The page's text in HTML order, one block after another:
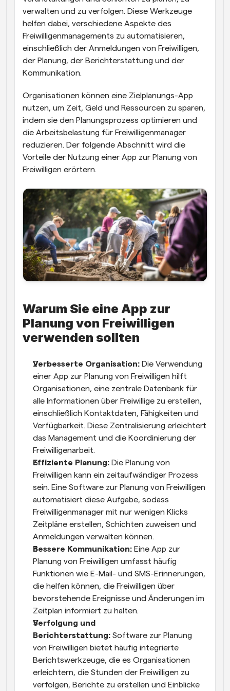
verwalten und zu verfolgen. Diese Werkzeuge
helfen dabei, verschiedene Aspekte des
Freiwilligenmanagements zu automatisieren,
einschließlich der Anmeldungen von Freiwilligen,
der Planung, der Berichterstattung und der
Kommunikation.
Organisationen können eine Zielplanungs-App
nutzen, um Zeit, Geld und Ressourcen zu sparen,
indem sie den Planungsprozess optimieren und
die Arbeitsbelastung für Freiwilligenmanager
reduzieren. Der folgende Abschnitt wird die
Vorteile der Nutzung einer App zur Planung von
Freiwilligen erörtern.
Warum Sie eine App zur
Planung von Freiwilligen
verwenden sollten
Verbesserte Organisation: Die Verwendung
einer App zur Planung von Freiwilligen hilft
Organisationen, eine zentrale Datenbank für
alle Informationen über Freiwillige zu erstellen,
einschließlich Kontaktdaten, Fähigkeiten und
Verfügbarkeit. Diese Zentralisierung erleichtert
das Management und die Koordinierung der
Freiwilligenarbeit.
Effiziente Planung: Die Planung von
Freiwilligen kann ein zeitaufwändiger Prozess
sein. Eine Software zur Planung von Freiwilligen
automatisiert diese Aufgabe, sodass
Freiwilligenmanager mit nur wenigen Klicks
Zeitpläne erstellen, Schichten zuweisen und
Anmeldungen verwalten können.
Bessere Kommunikation: Eine App zur
Planung von Freiwilligen umfasst häufig
Funktionen wie E-Mail- und SMS-Erinnerungen,
die helfen können, die Freiwilligen über
bevorstehende Ereignisse und Änderungen im
Zeitplan informiert zu halten.
Verfolgung und
Berichterstattung: Software zur Planung
von Freiwilligen bietet häufig integrierte
Berichtswerkzeuge, die es Organisationen
erleichtern, die Stunden der Freiwilligen zu
verfolgen, Berichte zu erstellen und Einblicke